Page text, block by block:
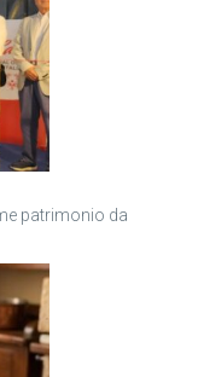
patrimonio da